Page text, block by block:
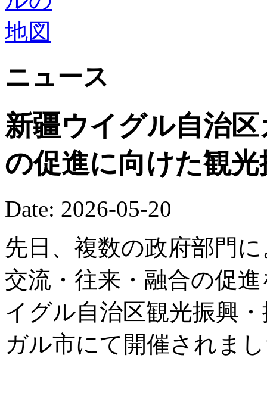
ニュース
新疆ウイグル自治
の促進に向けた観
Date: 2026-05-20
先日、複数の政府部門
交流・往来・融合の促
イグル自治区観光振興
ガル市にて開催されま